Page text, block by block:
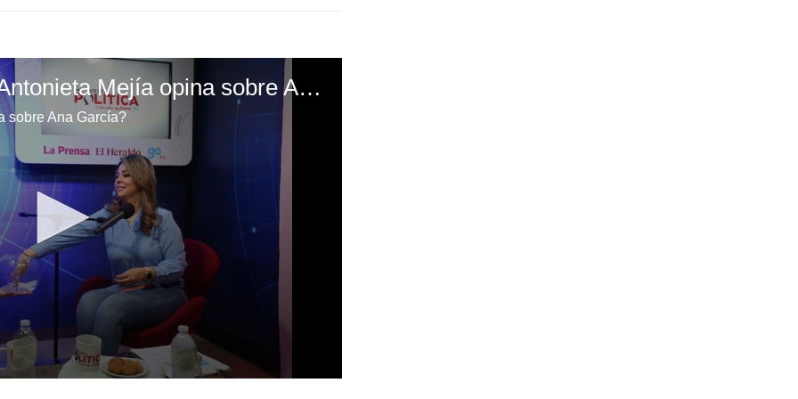
Contundente: María Antonieta Mejía opina sobre Ana García, ¿qué dijo?
sobre Ana García?